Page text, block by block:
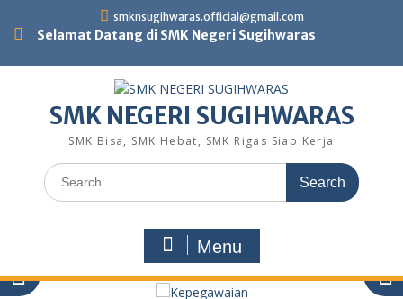
content
smknsugihwaras.official@gmail.com
Selamat Datang di SMK Negeri Sugihwaras
SMK NEGERI SUGIHWARAS
SMK Bisa, SMK Hebat, SMK Rigas Siap Kerja
Search
for:
Menu